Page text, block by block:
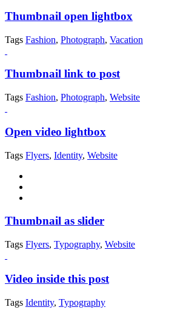
Thumbnail open lightbox
Tags Fashion, Photograph, Vacation
Thumbnail link to post
Tags Fashion, Photograph, Website
Open video lightbox
Tags Flyers, Identity, Website
Thumbnail as slider
Tags Flyers, Typography, Website
Video inside this post
Tags Identity, Typography